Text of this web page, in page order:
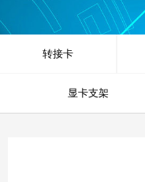
转接卡
显卡支架